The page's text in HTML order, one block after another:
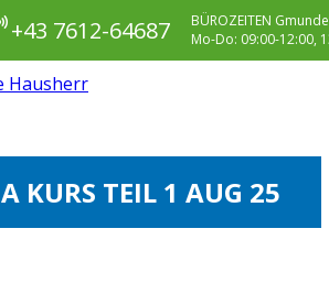
+43 7612-64687
BÜROZEITEN
Mo-Do: 09:00-12:00,
A KURS TEIL 1 AUG 25